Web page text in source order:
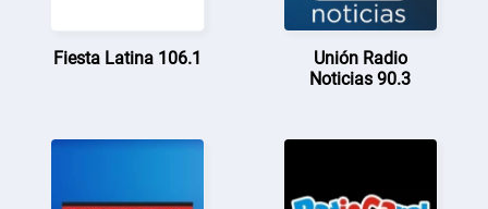
Fiesta Latina 106.1
Unión Radio
Noticias 90.3